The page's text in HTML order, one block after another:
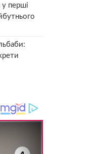
у перші